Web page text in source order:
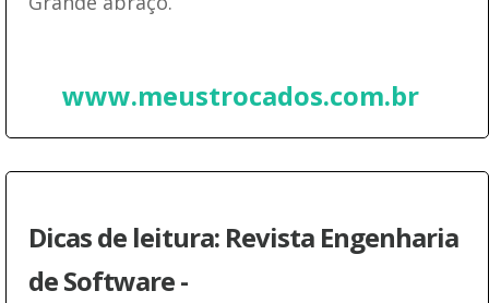
www.meustrocados.com.br
Dicas de leitura: Revista Engenharia
de Software -